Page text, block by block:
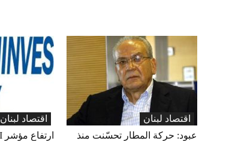
اقتصاد لبنان
اقتصاد لبنان
عبود: حركة المطار تحسّنت منذ